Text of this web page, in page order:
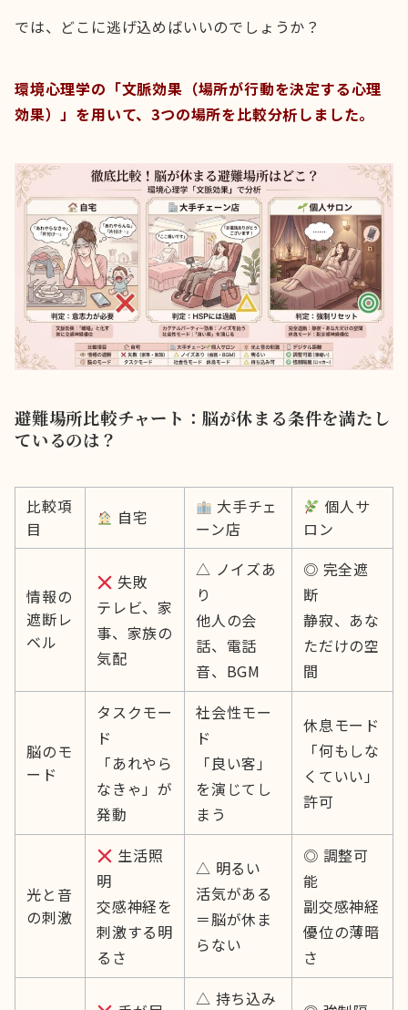
では、どこに逃げ込めばいいのでしょうか？
環境心理学の「文脈効果（場所が行動を決定する心理
効果）」を用いて、3つの場所を比較分析しました。
避難場所比較チャート：脳が休まる条件を満たし
ているのは？
比較項
目
自宅
大手チェ
ーン店
個人サ
ロン
情報の
遮断レ
ベル
失敗
テレビ、家
事、家族の
気配
△ ノイズあ
り
他人の会
話、電話
音、BGM
◎ 完全遮
断
静寂、あな
ただけの空
間
脳のモ
ード
タスクモー
ド
「あれやら
なきゃ」が
発動
社会性モー
ド
「良い客」
を演じてし
まう
休息モード
「何もしな
くていい」
許可
光と音
の刺激
生活照
明
交感神経を
刺激する明
るさ
△ 明るい
活気がある
＝脳が休ま
らない
◎ 調整可
能
副交感神経
優位の薄暗
さ
△ 持ち込み